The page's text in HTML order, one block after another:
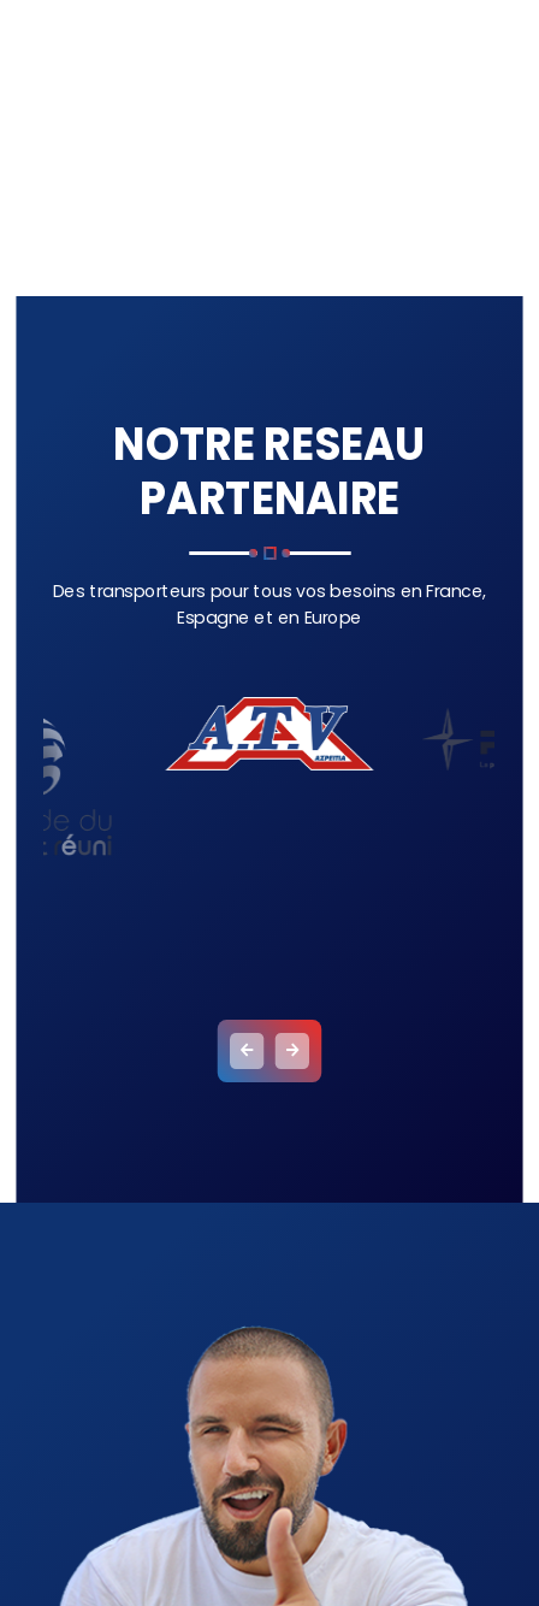
NOTRE RESEAU
PARTENAIRE
Des transporteurs pour tous vos besoins en France,
Espagne et en Europe